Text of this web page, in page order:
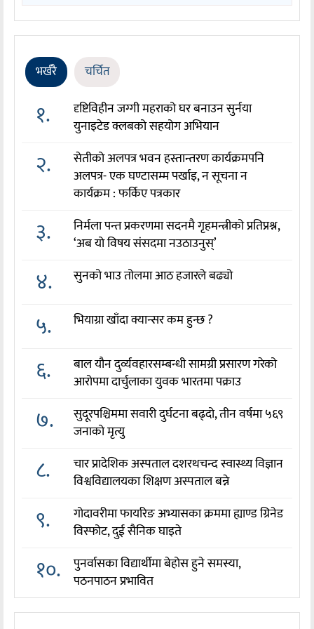
भर्खरै चर्चित
१.
दृष्टिविहीन जग्गी महराको घर बनाउन सुर्नया
युनाइटेड क्लबको सहयोग अभियान
२.
सेतीको अलपत्र भवन हस्तान्तरण कार्यक्रमपनि
अलपत्र- एक घण्टासम्म पर्खाइ, न सूचना न
कार्यक्रम : फर्किए पत्रकार
३.
निर्मला पन्त प्रकरणमा सदनमै गृहमन्त्रीको प्रतिप्रश्न,
‘अब यो विषय संसदमा नउठाउनुस्’
४. सुनको भाउ तोलमा आठ हजारले बढ्यो
५. भियाग्रा खाँदा क्यान्सर कम हुन्छ ?
६.
बाल यौन दुर्व्यवहारसम्बन्धी सामग्री प्रसारण गरेको
आरोपमा दार्चुलाका युवक भारतमा पक्राउ
७.
सुदूरपश्चिममा सवारी दुर्घटना बढ्दो, तीन वर्षमा ५६९
जनाको मृत्यु
८.
चार प्रादेशिक अस्पताल दशरथचन्द स्वास्थ्य विज्ञान
विश्वविद्यालयका शिक्षण अस्पताल बन्ने
९.
गोदावरीमा फायरिङ अभ्यासका क्रममा ह्याण्ड ग्रिनेड
विस्फोट, दुई सैनिक घाइते
१०.
पुनर्वासका विद्यार्थीमा बेहोस हुने समस्या,
पठनपाठन प्रभावित